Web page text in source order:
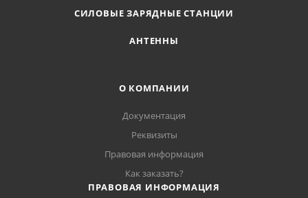
СИЛОВЫЕ ЗАРЯДНЫЕ СТАНЦИИ
АНТЕННЫ
О КОМПАНИИ
Документация
Реквизиты
Правовая информация
Как заказать?
ПРАВОВАЯ ИНФОРМАЦИЯ